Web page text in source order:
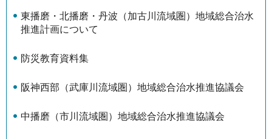
東播磨・北播磨・丹波（加古川流域圏）地域総合治水
推進計画について
防災教育資料集
阪神西部（武庫川流域圏）地域総合治水推進協議会
中播磨（市川流域圏）地域総合治水推進協議会